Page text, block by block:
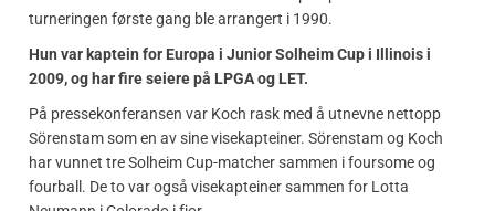
turneringen første gang ble arrangert i 1990.
Hun var kaptein for Europa i Junior Solheim Cup i Illinois i
2009, og har fire seiere på LPGA og LET.
På pressekonferansen var Koch rask med å utnevne nettopp
Sörenstam som en av sine visekapteiner. Sörenstam og Koch
har vunnet tre Solheim Cup-matcher sammen i foursome og
fourball. De to var også visekapteiner sammen for Lotta